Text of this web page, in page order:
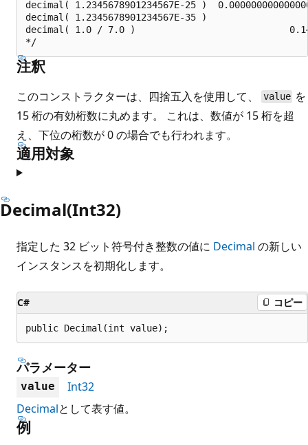
decimal( 1.2345678901234567E-25 )
decimal( 1.2345678901234567E-35 )
decimal( 1.0 / 7.0 )
注釈
このコンストラクターは、四捨五入を使用して、 value を
15 桁の有効桁数に丸めます。 これは、数値が 15 桁を超
え、下位の桁数が 0 の場合でも行われます。
適用対象
Decimal(Int32)
指定した 32 ビット符号付き整数の値に Decimal の新しい
インスタンスを初期化します。
C# コピー
public Decimal(int value);
パラメーター
value
Int32
Decimalとして表す値。
例